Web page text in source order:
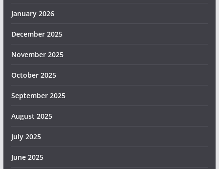
January 2026
December 2025
November 2025
October 2025
September 2025
August 2025
July 2025
June 2025